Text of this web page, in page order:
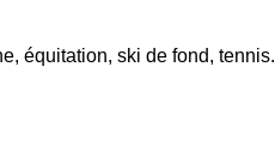
équitation, ski de fond, tennis.